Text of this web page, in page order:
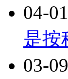
04-01
是按
03-09